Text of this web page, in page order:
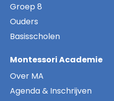
Groep 8
Ouders
Basisscholen
Montessori Academie
Over MA
Agenda & Inschrijven